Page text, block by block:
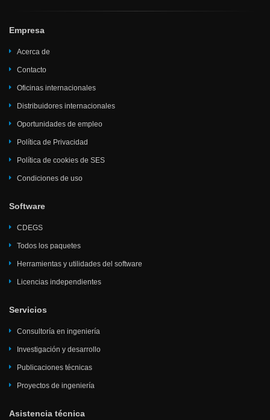
Empresa
Acerca de
Contacto
Oficinas internacionales
Distribuidores internacionales
Oportunidades de empleo
Política de Privacidad
Política de cookies de SES
Condiciones de uso
Software
CDEGS
Todos los paquetes
Herramientas y utilidades del software
Licencias independientes
Servicios
Consultoría en ingeniería
Investigación y desarrollo
Publicaciones técnicas
Proyectos de ingeniería
Asistencia técnica